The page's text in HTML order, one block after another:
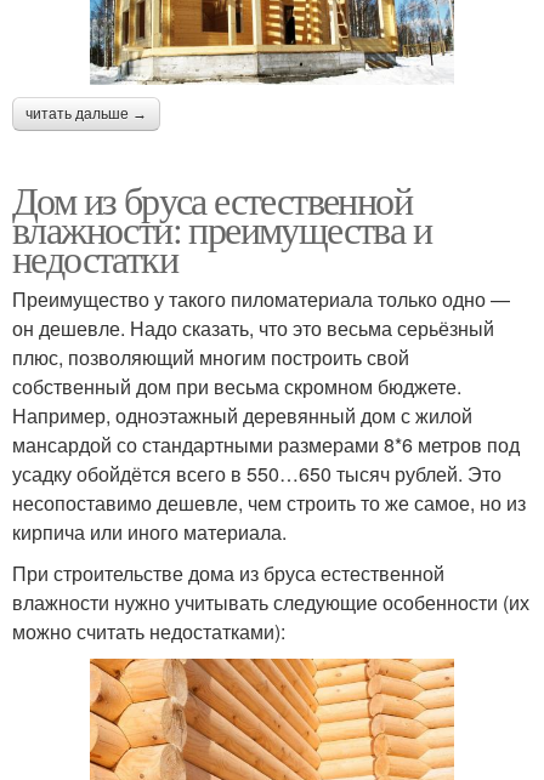
читать дальше →
Дом из бруса естественной
влажности: преимущества и
недостатки
Преимущество у такого пиломатериала только одно —
он дешевле. Надо сказать, что это весьма серьёзный
плюс, позволяющий многим построить свой
собственный дом при весьма скромном бюджете.
Например, одноэтажный деревянный дом с жилой
мансардой со стандартными размерами 8*6 метров под
усадку обойдётся всего в 550…650 тысяч рублей. Это
несопоставимо дешевле, чем строить то же самое, но из
кирпича или иного материала.
При строительстве дома из бруса естественной
влажности нужно учитывать следующие особенности (их
можно считать недостатками):